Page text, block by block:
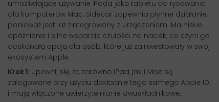
umożliwiające używanie iPada jako tabletu do rysowania
dla komputerów Mac. Sidecar zapewnia płynne działanie,
ponieważ jest już zintegrowany z urządzeniem. Ma niskie
opóźnienie i silne wsparcie czułości na nacisk, co czyni go
doskonałą opcją dla osób, które już zainwestowały w swój
ekosystem Apple.
Krok 1: Upewnij się, że zarówno iPad, jak i Mac są
zalogowane przy użyciu dokładnie tego samego Apple ID
i mają włączone uwierzytelnianie dwuskładnikowe.